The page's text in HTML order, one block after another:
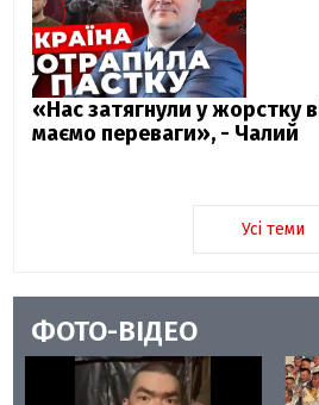
«Нас затягнули у жорстку
маємо переваги», - Чалий
Усі теми
ФОТО-ВІДЕО